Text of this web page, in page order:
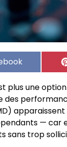
plus une
—
trop